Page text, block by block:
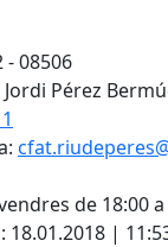
- 08506
Pérez
de 18:00 a
|